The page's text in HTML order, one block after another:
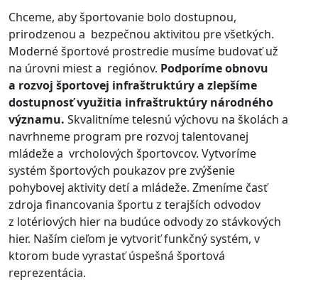
Chceme, aby športovanie bolo dostupnou,
prirodzenou a bezpečnou aktivitou pre všetkých.
Moderné športové prostredie musíme budovať už
na úrovni miest a regiónov. Podporíme obnovu
a rozvoj športovej infraštruktúry a zlepšíme
dostupnosť využitia infraštruktúry národného
významu. Skvalitníme telesnú výchovu na školách a
navrhneme program pre rozvoj talentovanej
mládeže a vrcholových športovcov. Vytvoríme
systém športových poukazov pre zvýšenie
pohybovej aktivity detí a mládeže. Zmeníme časť
zdroja financovania športu z terajších odvodov
z lotériových hier na budúce odvody zo stávkových
hier. Naším cieľom je vytvoriť funkčný systém, v
ktorom bude vyrastať úspešná športová
reprezentácia.